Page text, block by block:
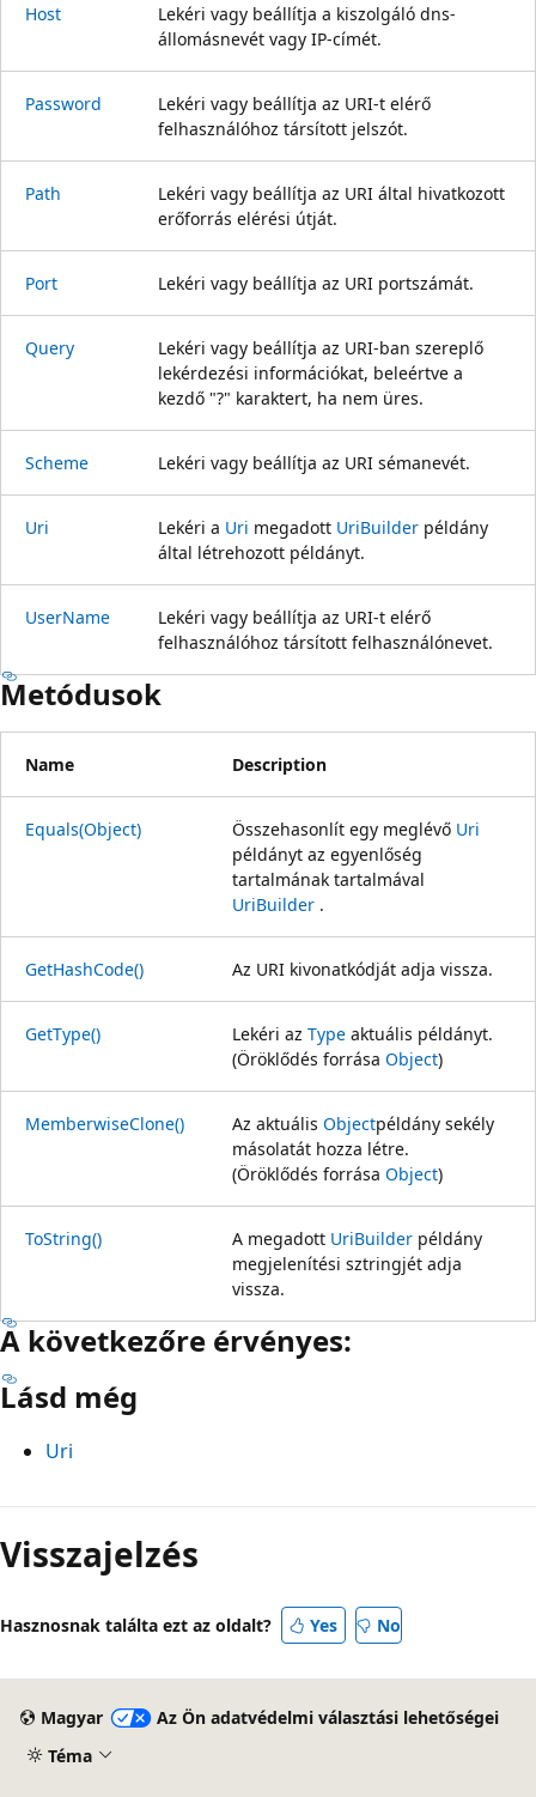
Host
Lekéri vagy beállítja a kiszolgáló dns-
állomásnevét vagy IP-címét.
Password
Lekéri vagy beállítja az URI-t elérő
felhasználóhoz társított jelszót.
Path
Lekéri vagy beállítja az URI által hivatkozott
erőforrás elérési útját.
Port Lekéri vagy beállítja az URI portszámát.
Query
Lekéri vagy beállítja az URI-ban szereplő
lekérdezési információkat, beleértve a
kezdő "?" karaktert, ha nem üres.
Scheme Lekéri vagy beállítja az URI sémanevét.
Uri Lekéri a Uri megadott UriBuilder példány
által létrehozott példányt.
UserName
Lekéri vagy beállítja az URI-t elérő
felhasználóhoz társított felhasználónevet.
Metódusok
Name Description
Equals(Object) Összehasonlít egy meglévő Uri
példányt az egyenlőség
tartalmának tartalmával
UriBuilder .
GetHashCode() Az URI kivonatkódját adja vissza.
GetType() Lekéri az Type aktuális példányt.
(Öröklődés forrása Object)
MemberwiseClone() Az aktuális Objectpéldány sekély
másolatát hozza létre.
(Öröklődés forrása Object)
ToString() A megadott UriBuilder példány
megjelenítési sztringjét adja
vissza.
A következőre érvényes:
Lásd még
Uri
Visszajelzés
Hasznosnak találta ezt az oldalt? Yes No
Magyar
Az Ön adatvédelmi választási lehetőségei
Téma